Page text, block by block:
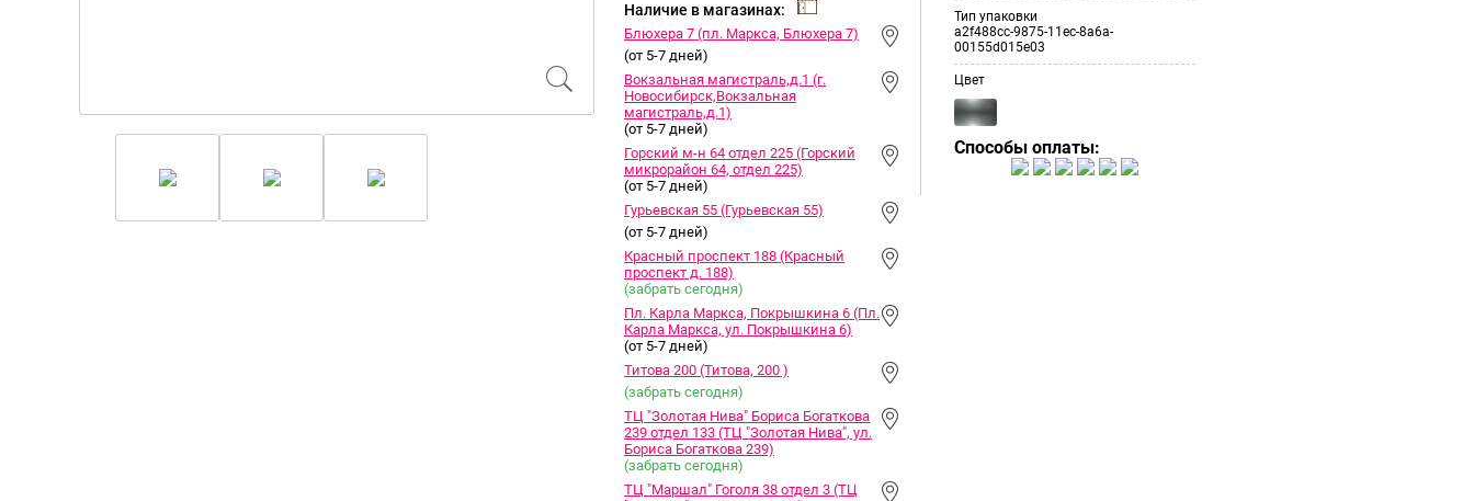
Наличие в магазинах:
Блюхера 7 (пл. Маркса, Блюхера 7)
(от 5-7 дней)
Вокзальная магистраль,д.1 (г.
Новосибирск,Вокзальная
магистраль,д.1)
(от 5-7 дней)
Горский м-н 64 отдел 225 (Горский
микрорайон 64, отдел 225)
(от 5-7 дней)
Гурьевская 55 (Гурьевская 55)
(от 5-7 дней)
Красный проспект 188 (Красный
проспект д. 188)
(забрать сегодня)
Пл. Карла Маркса, Покрышкина 6 (Пл.
Карла Маркса, ул. Покрышкина 6)
(от 5-7 дней)
Титова 200 (Титова, 200 )
(забрать сегодня)
ТЦ "Золотая Нива" Бориса Богаткова
239 отдел 133 (ТЦ "Золотая Нива", ул.
Бориса Богаткова 239)
(забрать сегодня)
ТЦ "Маршал" Гоголя 38 отдел 3 (ТЦ
Тип упаковки
a2f488cc-9875-11ec-8a6a-
00155d015e03
Цвет
Способы оплаты: